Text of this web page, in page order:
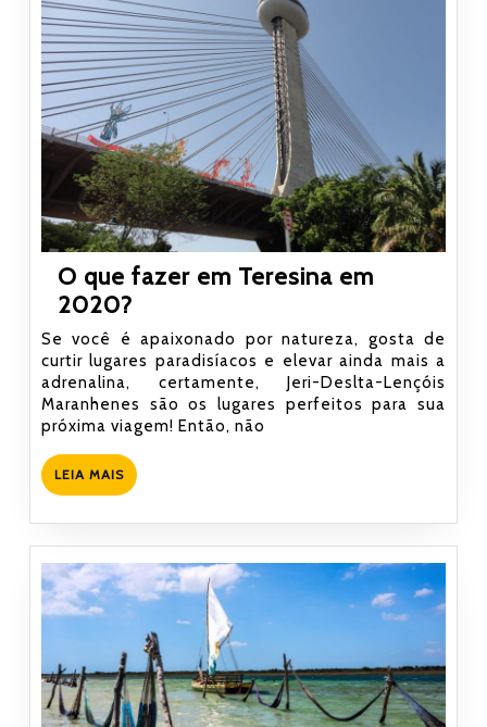
O que fazer em Teresina em
2020?
que
fazer
em
Teresina
em
2020?
Se você é apaixonado por natureza, gosta de
curtir lugares paradisíacos e elevar ainda mais a
adrenalina, certamente, Jeri-Deslta-Lençóis
Maranhenes são os lugares perfeitos para sua
próxima viagem! Então, não
LEIA MAISLEIA
MAIS